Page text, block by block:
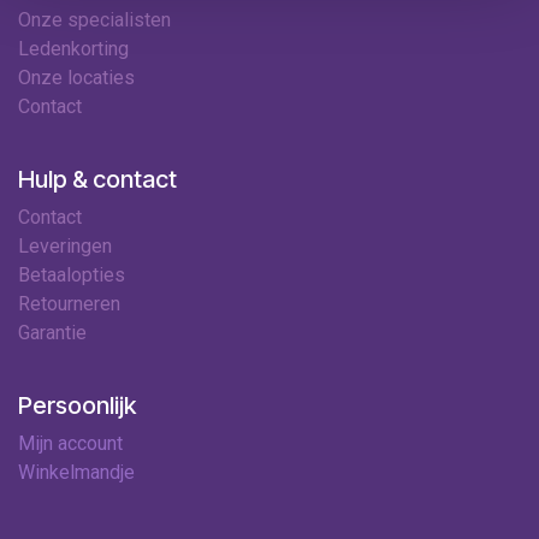
Onze specialisten
Ledenkorting
Onze locaties
Contact
Hulp & contact
Contact
Leveringen
Betaalopties
Retourneren
Garantie
Persoonlijk
Mijn account
Winkelmandje